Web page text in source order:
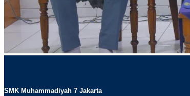
SMK Muhammadiyah 7 Jakarta